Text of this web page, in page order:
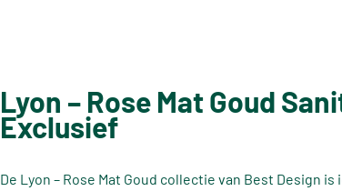
Lyon – Rose Mat Goud
Exclusief
De Lyon – Rose Mat Goud collectie van Best Design